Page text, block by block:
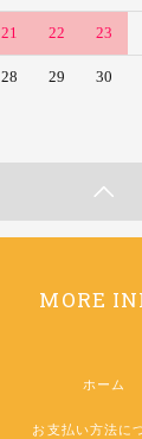
21 22 23
28 29 30
MORE
ホーム
お支払い方法に